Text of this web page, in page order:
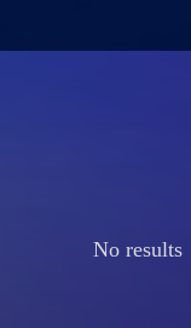
No results